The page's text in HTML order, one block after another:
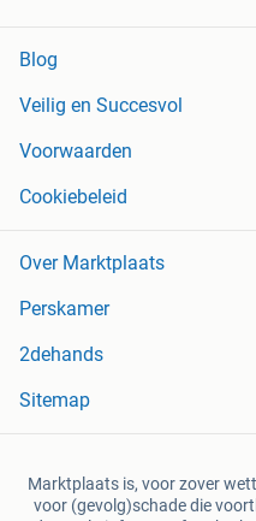
Blog
Veilig en Succesvol
Voorwaarden
Cookiebeleid
Over Marktplaats
Perskamer
2dehands
Sitemap
Marktplaats is, voor zover
voor (gevolg)schade die